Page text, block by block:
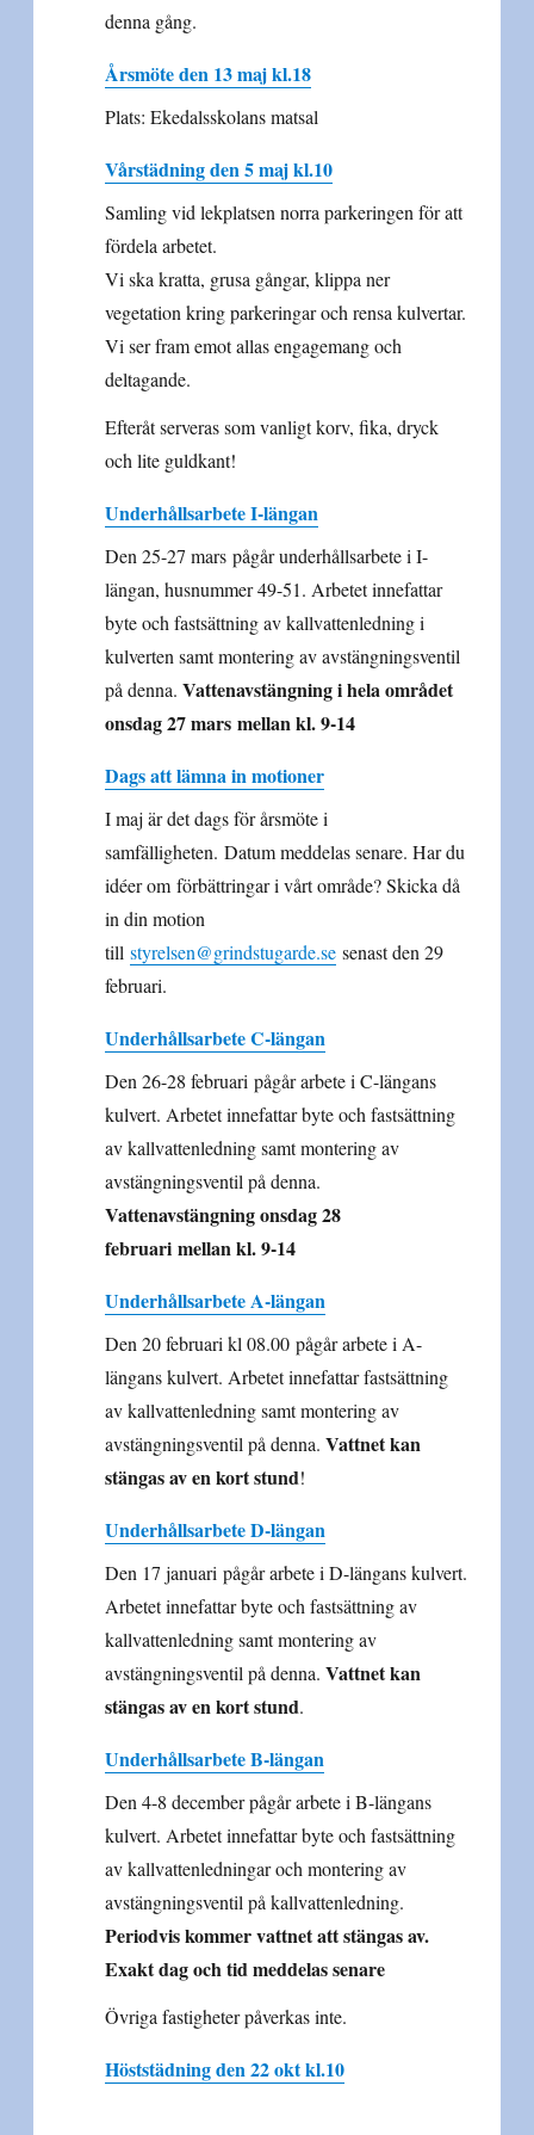
denna gång.
Årsmöte den 13 maj kl.18
Plats: Ekedalsskolans matsal
Vårstädning den 5 maj kl.10
Samling vid lekplatsen norra parkeringen för att
fördela arbetet.
Vi ska kratta, grusa gångar, klippa ner
vegetation kring parkeringar och rensa kulvertar.
Vi ser fram emot allas engagemang och
deltagande.
Efteråt serveras som vanligt korv, fika, dryck
och lite guldkant!
Underhållsarbete I-längan
Den 25-27 mars pågår underhållsarbete i I-
längan, husnummer 49-51. Arbetet innefattar
byte och fastsättning av kallvattenledning i
kulverten samt montering av avstängningsventil
på denna. Vattenavstängning i hela området
onsdag 27 mars mellan kl. 9-14
Dags att lämna in motioner
I maj är det dags för årsmöte i
samfälligheten. Datum meddelas senare. Har du
idéer om förbättringar i vårt område? Skicka då
in din motion
till styrelsen@grindstugarde.sesenast den 29
februari.
Underhållsarbete C-längan
Den 26-28 februari pågår arbete i C-längans
kulvert. Arbetet innefattar byte och fastsättning
av kallvattenledning samt montering av
avstängningsventil på denna.
Vattenavstängning onsdag 28
februari mellan kl. 9-14
Underhållsarbete A-längan
Den 20 februari kl 08.00 pågår arbete i A-
längans kulvert. Arbetet innefattar fastsättning
av kallvattenledning samt montering av
avstängningsventil på denna. Vattnet kan
stängas av en kort stund!
Underhållsarbete D-längan
Den 17 januari pågår arbete i D-längans kulvert.
Arbetet innefattar byte och fastsättning av
kallvattenledning samt montering av
avstängningsventil på denna. Vattnet kan
stängas av en kort stund.
Underhållsarbete B-längan
Den 4-8 december pågår arbete i B-längans
kulvert. Arbetet innefattar byte och fastsättning
av kallvattenledningar och montering av
avstängningsventil på kallvattenledning.
Periodvis kommer vattnet att stängas av.
Exakt dag och tid meddelas senare
Övriga fastigheter påverkas inte.
Höststädning den 22 okt kl.10